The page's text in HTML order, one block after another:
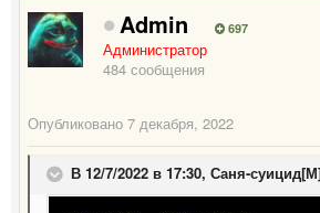
Admin 697
Администратор
484 сообщения
Опубликовано 7 декабря, 2022
В 12/7/2022 в 17:30, Саня-